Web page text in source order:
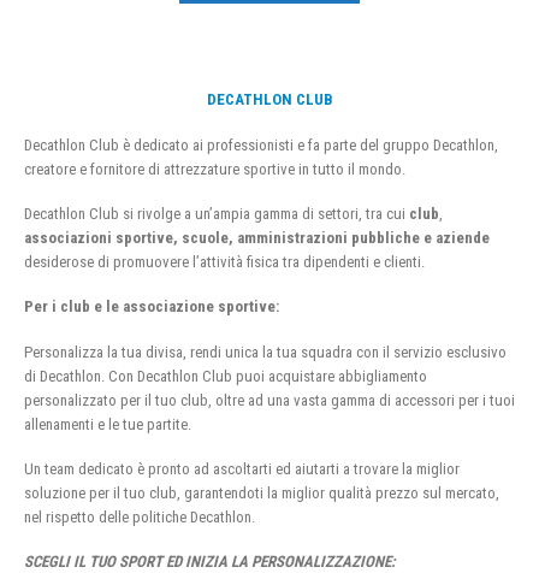
DECATHLON CLUB
Decathlon Club è dedicato ai professionisti e fa parte del gruppo Decathlon,
creatore e fornitore di attrezzature sportive in tutto il mondo.
Decathlon Club si rivolge a un’ampia gamma di settori, tra cui club
associazioni sportive, scuole, amministrazioni pubbliche e aziende
desiderose di promuovere l’attività fisica tra dipendenti e clienti.
Per i club e le associazione sportive:
Personalizza la tua divisa, rendi unica la tua squadra con il servizio esclusivo
di Decathlon. Con Decathlon Club puoi acquistare abbigliamento
personalizzato per il tuo club, oltre ad una vasta gamma di accessori per i tuoi
allenamenti e le tue partite.
Un team dedicato è pronto ad ascoltarti ed aiutarti a trovare la miglior
soluzione per il tuo club, garantendoti la miglior qualità prezzo sul mercato,
nel rispetto delle politiche Decathlon.
SCEGLI IL TUO SPORT ED INIZIA LA PERSONALIZZAZIONE: